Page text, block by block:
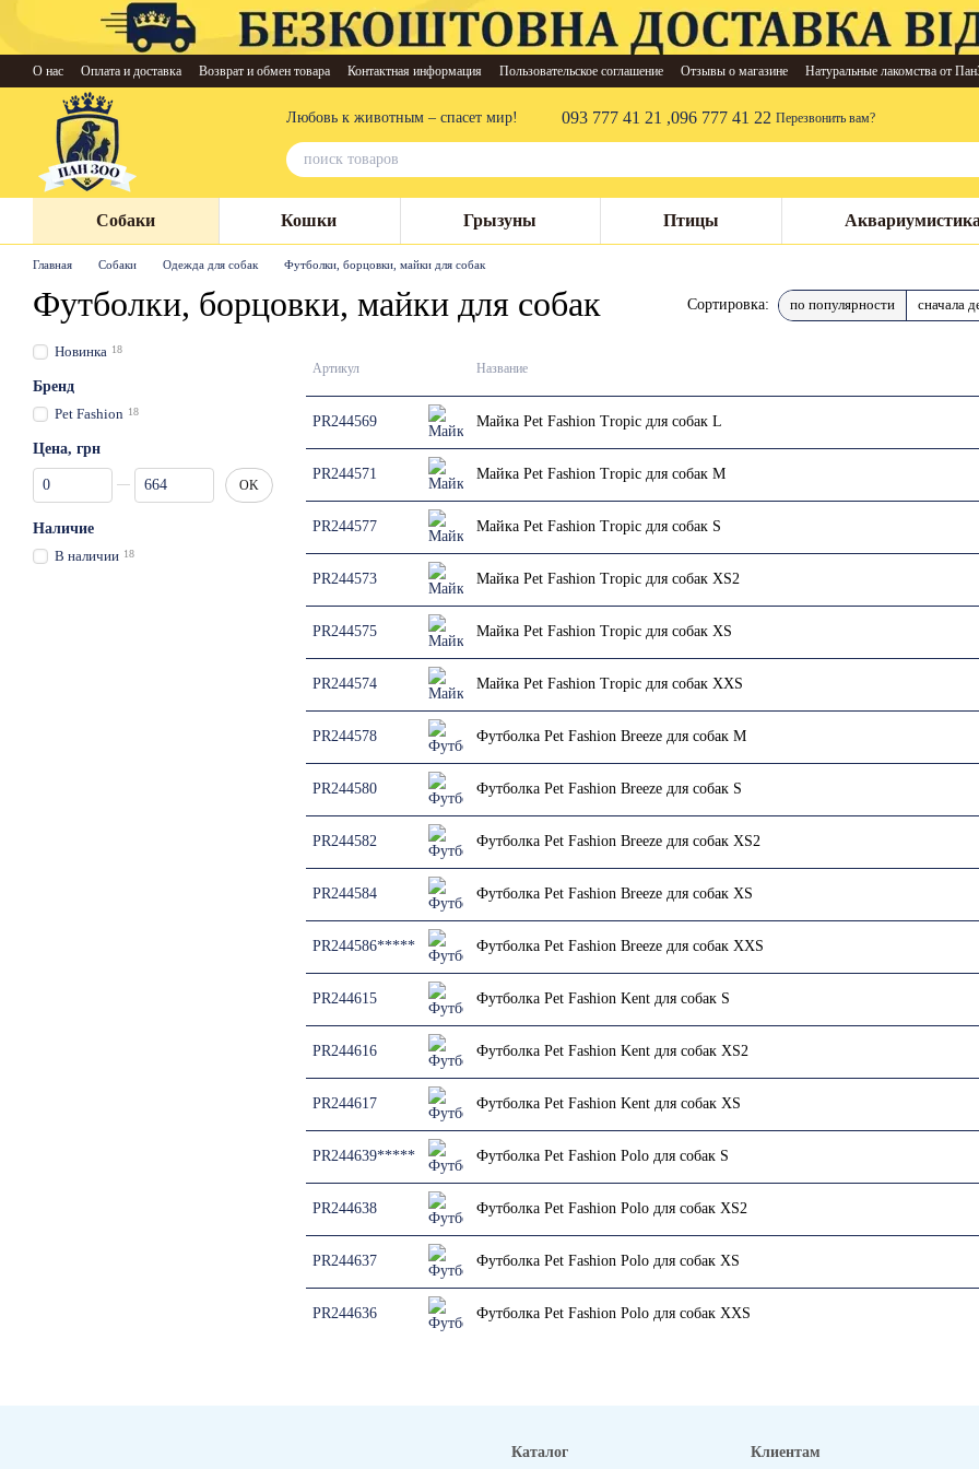
Перейти к основному контенту
О нас Оплата и доставка Возврат и обмен товара Контактная информация Пользовательское соглашение Отзывы о магазине Натуральные лакомства от
Любовь к животным – спасет мир! 093 777 41 21 ,096 777 41 22 Перезвонить вам?
Собаки Кошки Грызуны Птицы
Главная Собаки Одежда для собак Футболки, борцовки, майки для собак
Футболки, борцовки, майки для собак Сортировка: по популярности сначала
Артикул Название
PR244569 Майка Pet Fashion Tropic для собак L
PR244571 Майка Pet Fashion Tropic для собак М
PR244577 Майка Pet Fashion Tropic для собак S
PR244573 Майка Pet Fashion Tropic для собак XS2
PR244575 Майка Pet Fashion Tropic для собак XS
PR244574 Майка Pet Fashion Tropic для собак XХS
PR244578 Футболка Pet Fashion Breeze для собак М
PR244580 Футболка Pet Fashion Breeze для собак S
PR244582 Футболка Pet Fashion Breeze для собак XS2
PR244584 Футболка Pet Fashion Breeze для собак XS
PR244586***** Футболка Pet Fashion Breeze для собак XХS
PR244615 Футболка Pet Fashion Kent для собак S
PR244616 Футболка Pet Fashion Kent для собак XS2
PR244617 Футболка Pet Fashion Kent для собак XS
PR244639***** Футболка Pet Fashion Polo для собак S
PR244638 Футболка Pet Fashion Polo для собак XS2
PR244637 Футболка Pet Fashion Polo для собак XS
PR244636 Футболка Pet Fashion Polo для собак ХXS
Новинка 18
Бренд
Pet Fashion 18
Цена, грн
От Цена, грн
До Цена, грн
OK
Наличие
В наличии 18
Каталог Клиентам